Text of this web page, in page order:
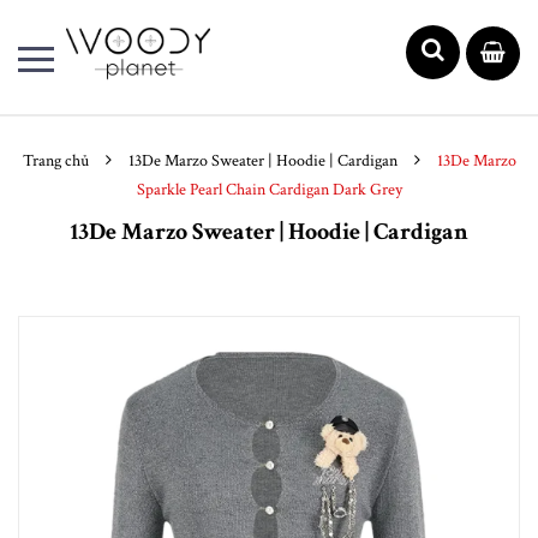
Trang chủ 13De Marzo Sweater | Hoodie | Cardigan
13De Marzo
Sparkle Pearl Chain Cardigan Dark Grey
13De Marzo Sweater | Hoodie | Cardigan